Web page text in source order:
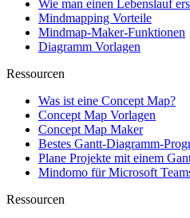
Wie man einen Lebenslauf
Mindmapping Vorteile
Mindmap-Maker-Funktionen
Diagramm Vorlagen
Ressourcen
Was ist eine Concept Map?
Concept Map Vorlagen
Concept Map Maker
Bestes Gantt-Diagramm-
Plane Projekte mit einem
Mindomo für Microsoft
Ressourcen